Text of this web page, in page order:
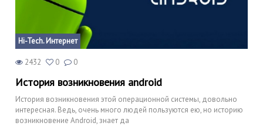
Hi-Tech. Интернет
2432 0 0
История возникновения android
История возникновения этой операционной системы, довольно
интересная. Ведь, очень много людей пользуются ею, но историю
возникновение Android, знает да